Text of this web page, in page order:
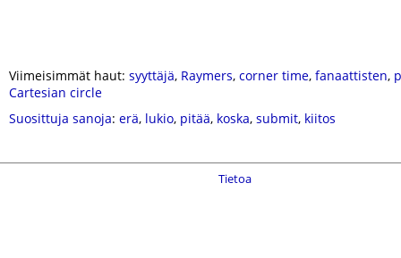
Viimeisimmät haut: syyttäjä, Raymers, corner time, fanaattisten,
Cartesian circle
Suosittuja sanoja: erä, lukio, pitää, koska, submit, kiitos
Tietoa